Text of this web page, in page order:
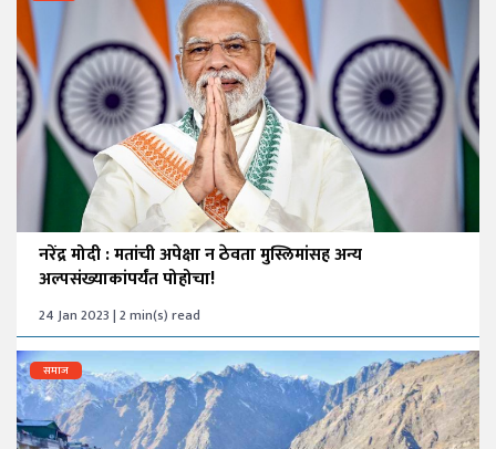
नरेंद्र मोदी : मतांची अपेक्षा न ठेवता मुस्लिमांसह अन्य
अल्पसंख्याकांपर्यंत पोहोचा!
24 Jan 2023 | 2 min(s) read
समाज